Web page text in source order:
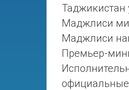
Маджлиси
Маджлиси
Премьер-